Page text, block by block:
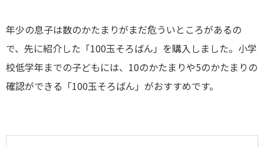
年少の息子は数のかたまりがまだ危ういところがあるの
で、先に紹介した「100玉そろばん」を購入しました。小学
校低学年までの子どもには、10のかたまりや5のかたまりの
確認ができる「100玉そろばん」がおすすめです。